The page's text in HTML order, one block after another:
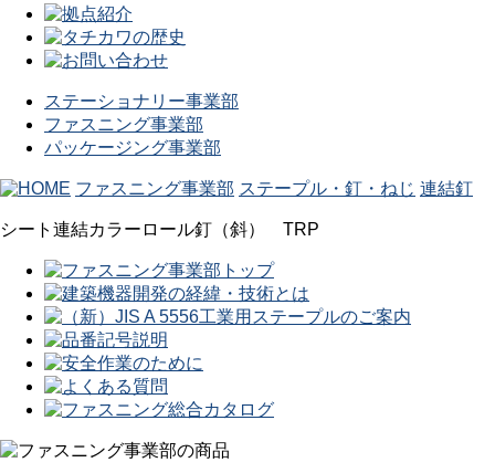
ステーショナリー事業部
ファスニング事業部
パッケージング事業部
ファスニング事業部 ステープル・釘・ねじ 連結釘
シート連結カラーロール釘（斜） TRP